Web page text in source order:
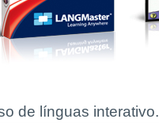
de línguas